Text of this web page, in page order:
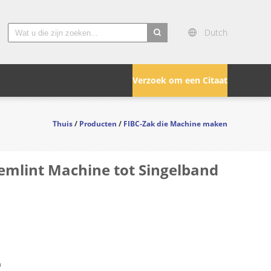
Dutch
Verzoek om een Citaat
Thuis/Producten/FIBC-Zak die Machine maken
Machine tot Singelband